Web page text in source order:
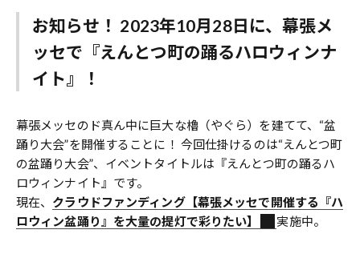
お知らせ！ 2023年10月28日に、幕張メ
ッセで『えんとつ町の踊るハロウィンナ
イト』！
幕張メッセのド真ん中に巨大な櫓（やぐら）を建てて、“盆
踊り大会”を開催することに！ 今回仕掛けるのは“えんとつ町
の盆踊り大会”、イベントタイトルは『えんとつ町の踊るハ
ロウィンナイト』です。
現在、 クラウドファンディング【幕張メッセで開催する『ハ
ロウィン盆踊り』を大量の提灯で彩りたい】
実施中。